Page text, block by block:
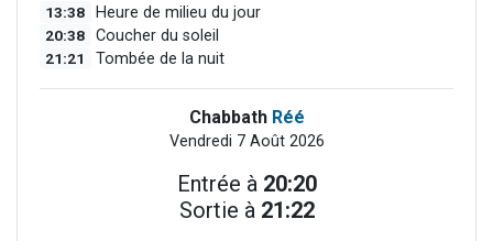
13:38 Heure de milieu du jour
20:38 Coucher du soleil
21:21 Tombée de la nuit
Chabbath Réé
Vendredi 7 Août 2026
Entrée à 20:20
Sortie à 21:22